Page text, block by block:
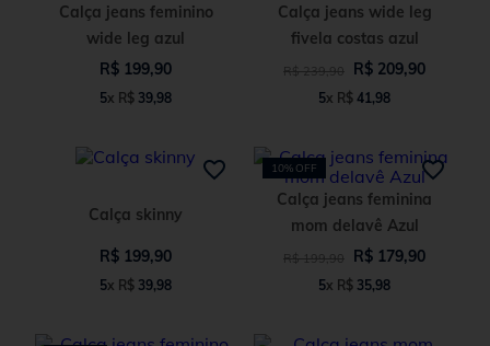
Calça jeans feminino
wide leg azul
R$ 199,90
5x R$ 39,98
Calça jeans wide leg
fivela costas azul
R$ 239,90 R$ 209,90
5x R$ 41 ,98
Calça skinny
R$ 199,90
5x R$ 39,98
10% OFF
Calça jeans feminina
mom delavê Azul
R$ 199,90 R$ 179,90
5x R$ 35,98